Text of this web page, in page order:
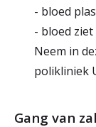
- bloed
- bloed
Neem in
polikliniek
Gang van